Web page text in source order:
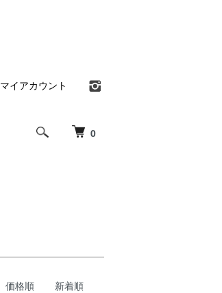
0
マイアカウント
価格順 新着順